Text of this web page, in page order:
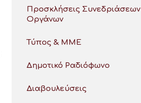
Προσκλήσεις Συνεδριάσεων
Οργάνων
Τύπος & ΜΜΕ
Δημοτικό Ραδιόφωνο
Διαβουλεύσεις